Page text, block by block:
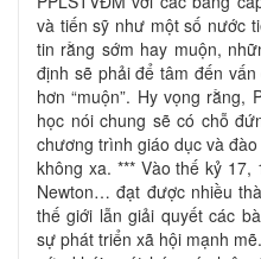
và tiến sỹ như một số nước
tin rằng sớm hay muộn,
định sẽ phải để tâm đến
hơn “muộn”. Hy vọng rằng,
học nói chung sẽ có chỗ
chương trình giáo dục và
không xa. *** Vào thế kỷ
Newton… đạt được nhiều
thế giới lẫn giải quyết các
sự phát triển xã hội mạnh